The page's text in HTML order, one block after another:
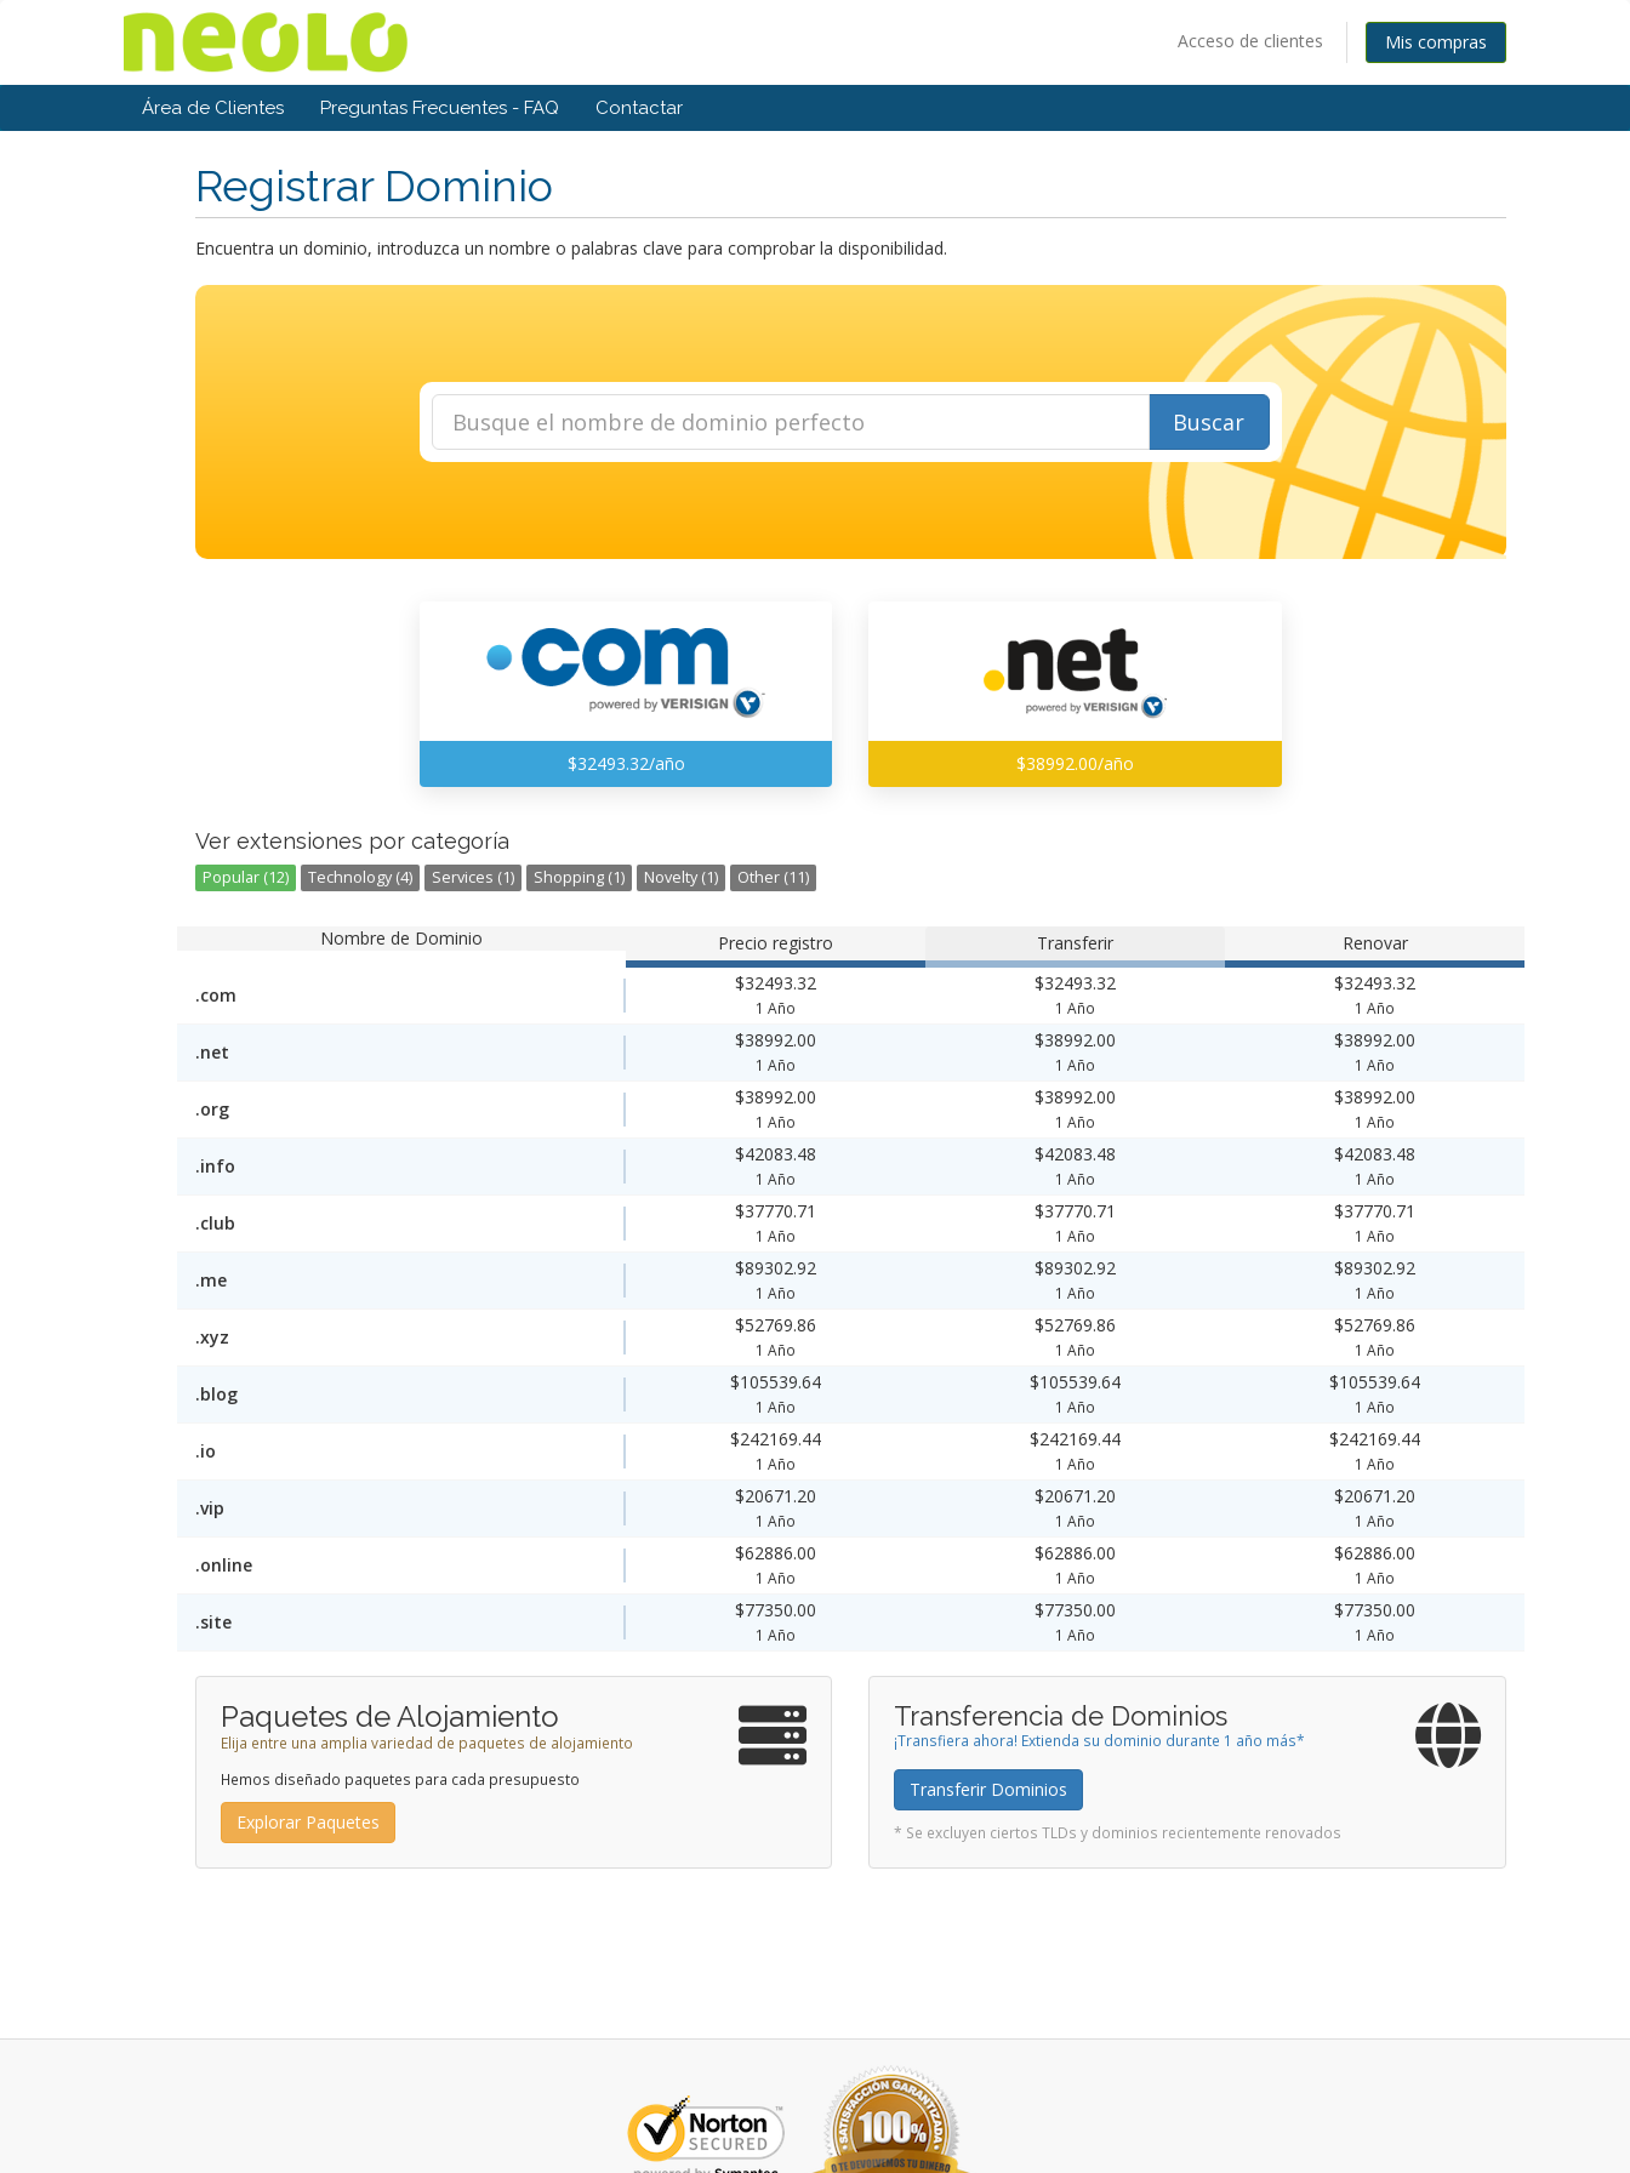
Acceso de clientes Mis compras
Área de Clientes Preguntas Frecuentes - FAQ Contactar
Registrar Dominio
Encuentra un dominio, introduzca un nombre o palabras clave para comprobar la disponibilidad.
Buscar
$32493.32/año $38992.00/año
Ver extensiones por categoría
Popular (12) Technology (4) Services (1) Shopping (1) Novelty (1) Other (11)
Nombre de Dominio Precio registro Transferir Renovar
.com
$32493.32
1 Año
$32493.32
1 Año
$32493.32
1 Año
.net
$38992.00
1 Año
$38992.00
1 Año
$38992.00
1 Año
.org
$38992.00
1 Año
$38992.00
1 Año
$38992.00
1 Año
.info
$42083.48
1 Año
$42083.48
1 Año
$42083.48
1 Año
.club
$37770.71
1 Año
$37770.71
1 Año
$37770.71
1 Año
.me
$89302.92
1 Año
$89302.92
1 Año
$89302.92
1 Año
.xyz
$52769.86
1 Año
$52769.86
1 Año
$52769.86
1 Año
.blog
$105539.64
1 Año
$105539.64
1 Año
$105539.64
1 Año
.io
$242169.44
1 Año
$242169.44
1 Año
$242169.44
1 Año
.vip
$20671.20
1 Año
$20671.20
1 Año
$20671.20
1 Año
.online
$62886.00
1 Año
$62886.00
1 Año
$62886.00
1 Año
.site
$77350.00
1 Año
$77350.00
1 Año
$77350.00
1 Año
Paquetes de Alojamiento
Elija entre una amplia variedad de paquetes de alojamiento
Hemos diseñado paquetes para cada presupuesto
Explorar Paquetes
Transferencia de Dominios
¡Transfiera ahora! Extienda su dominio durante 1 año más*
Transferir Dominios
* Se excluyen ciertos TLDs y dominios recientemente renovados